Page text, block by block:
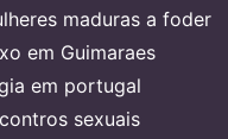
maduras a foder
em Guimaraes
em portugal
sexuais